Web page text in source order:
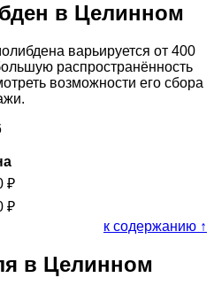
в Целинном
варьируется от 400
распространённость
возможности его сбора
₽
₽
к содержанию ↑
в Целинном